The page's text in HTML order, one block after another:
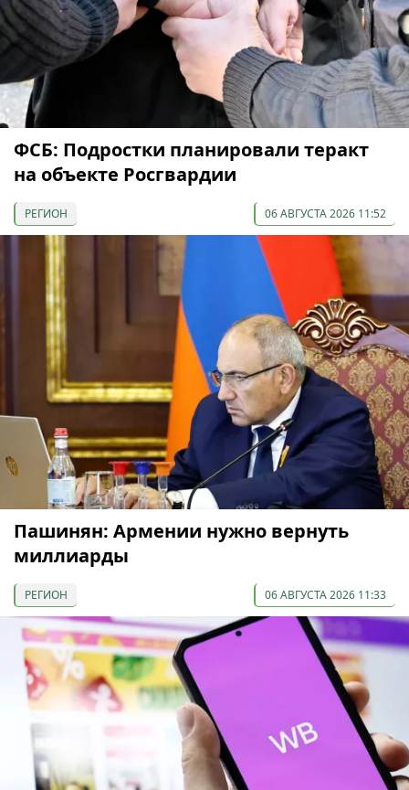
ФСБ: Подростки планировали теракт
на объекте Росгвардии
РЕГИОН 06 АВГУСТА 2026 11:52
Пашинян: Армении нужно вернуть
миллиарды
РЕГИОН 06 АВГУСТА 2026 11:33